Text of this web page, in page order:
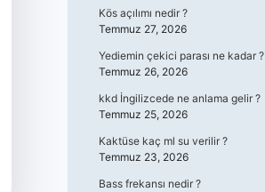
Kös açılımı nedir ?
Temmuz 27, 2026
Yediemin çekici parası ne kadar ?
Temmuz 26, 2026
kkd İngilizcede ne anlama gelir ?
Temmuz 25, 2026
Kaktüse kaç ml su verilir ?
Temmuz 23, 2026
Bass frekansı nedir ?